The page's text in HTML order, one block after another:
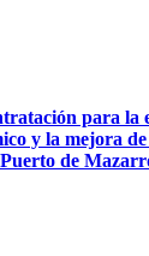
para la
y la mejora
Puerto de